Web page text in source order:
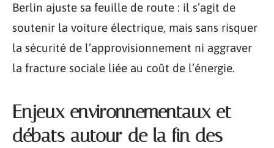
Berlin ajuste sa feuille de route : il s’agit de
soutenir la voiture électrique, mais sans risquer
la sécurité de l’approvisionnement ni aggraver
la fracture sociale liée au coût de l’énergie.
Enjeux environnementaux et
débats autour de la fin des